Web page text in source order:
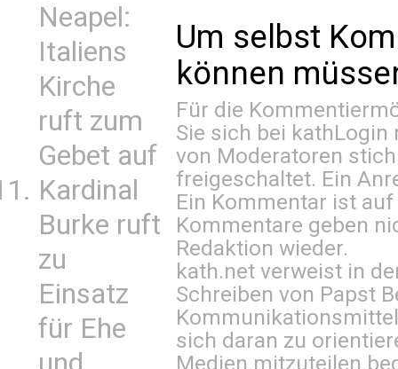
Neapel:
Italiens
Kirche
ruft zum
Gebet auf
Kardinal
Burke ruft
zu
Einsatz
für Ehe
Um selbst
können
Für die
Sie sich bei kathLogin
von Moderatoren
freigeschaltet. Ein
Ein Kommentar ist
Kommentare geben
Redaktion wieder.
kath.net verweist in
Schreiben von Papst
sich daran zu
Medien mitzuteilen